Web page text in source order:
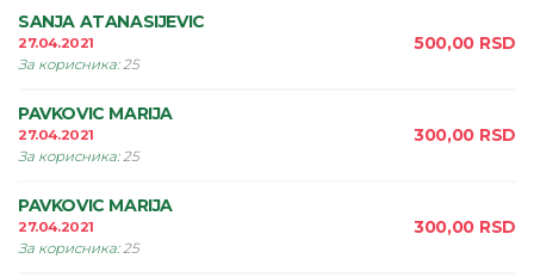
SANJA ATANASIJEVIC
27.04.2021
За корисника:25
500,00 RSD
PAVKOVIC MARIJA
27.04.2021
За корисника:25
300,00 RSD
PAVKOVIC MARIJA
27.04.2021
За корисника:25
300,00 RSD